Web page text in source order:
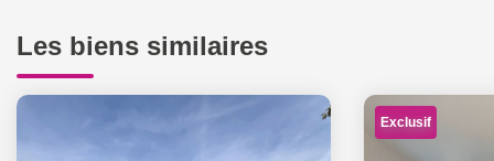
Les biens similaires
Exclusif